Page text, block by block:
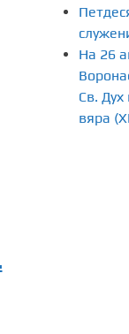
На 26
Св. Дух
вяра